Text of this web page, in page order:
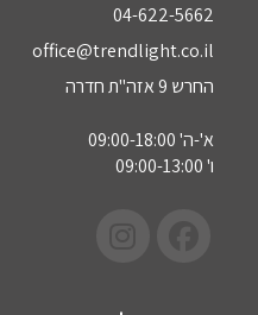
04-622-5662‏
office@trendlight.co.il
החרש 9 אזה"ת חדרה
א'-ה' 09:00-18:00
ו' 09:00-13:00